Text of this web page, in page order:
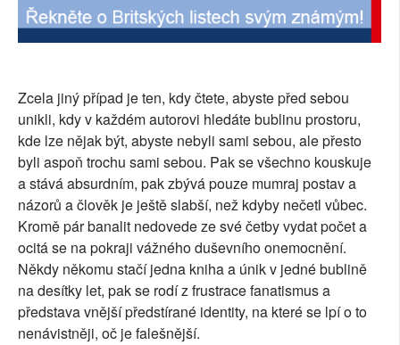
Zcela jiný případ je ten, kdy čtete, abyste před sebou
unikli, kdy v každém autorovi hledáte bublinu prostoru,
kde lze nějak být, abyste nebyli sami sebou, ale přesto
byli aspoň trochu sami sebou. Pak se všechno kouskuje
a stává absurdním, pak zbývá pouze mumraj postav a
názorů a člověk je ještě slabší, než kdyby nečetl vůbec.
Kromě pár banalit nedovede ze své četby vydat počet a
ocitá se na pokraji vážného duševního onemocnění.
Někdy někomu stačí jedna kniha a únik v jedné bublině
na desítky let, pak se rodí z frustrace fanatismus a
představa vnější předstírané identity, na které se lpí o to
nenávistněji, oč je falešnější.